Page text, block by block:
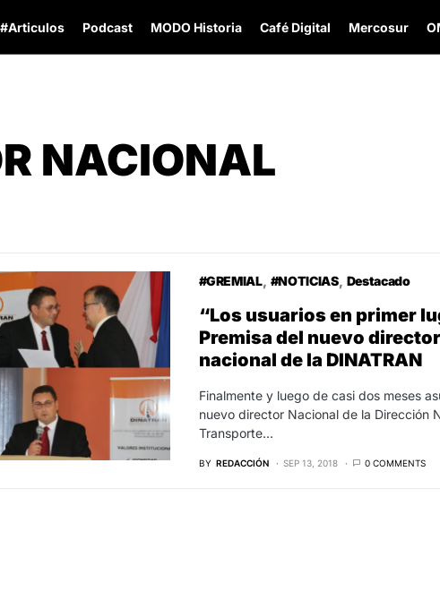
#Articulos Podcast MODO Historia Café Digital Mercosur
NACIONAL
#GREMIAL #NOTICIAS Destacado
“Los usuarios en primer
Premisa del nuevo director
nacional de la DINATRAN
Finalmente y luego de casi dos meses
nuevo director Nacional de la Dirección
Transporte…
BY REDACCIÓN SEP 13, 2018 0 COMMENTS